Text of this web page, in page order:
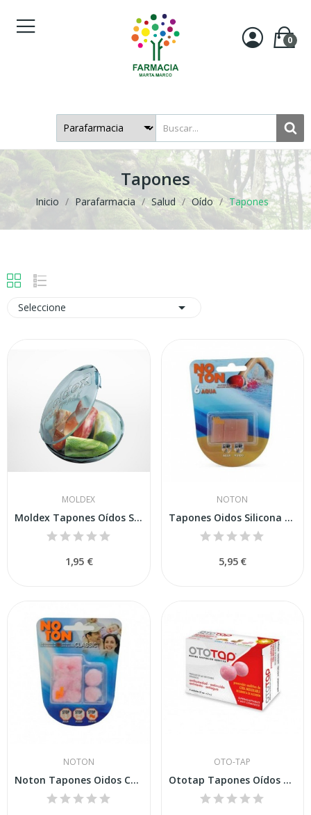
0
Tapones
Inicio Parafarmacia Salud Oído Tapones
Seleccione 
MOLDEX
Moldex Tapones Oídos Spark Plugs Pocket 4uds
1,95 €
NOTON
Tapones Oidos Silicona Noton Protectores 6 U
5,95 €
NOTON
Noton Tapones Oidos Cera Algodón 10uds
OTO-TAP
Ototap Tapones Oídos Cera 6uds